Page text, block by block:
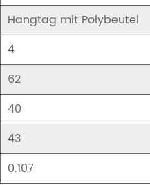
Hangtag mit Polybeutel
4
62
40
43
0.107